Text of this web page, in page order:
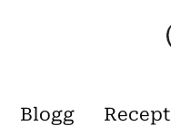
Blogg Recept